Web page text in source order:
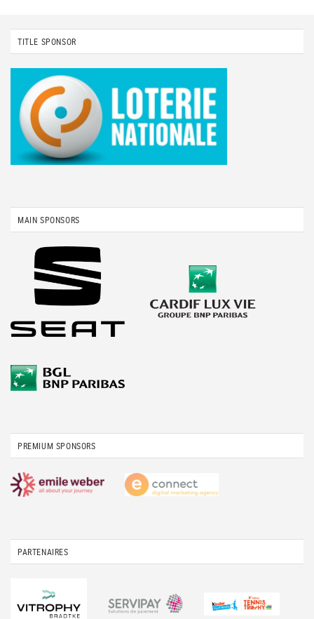
TITLE SPONSOR
MAIN SPONSORS
PREMIUM SPONSORS
PARTENAIRES